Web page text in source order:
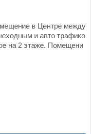
в Центре между
и авто трафико
на 2 этаже. Помещени